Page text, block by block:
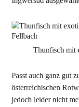
Thunfisch mit
Passt auch ganz gut
österreichischen
jedoch leider nicht